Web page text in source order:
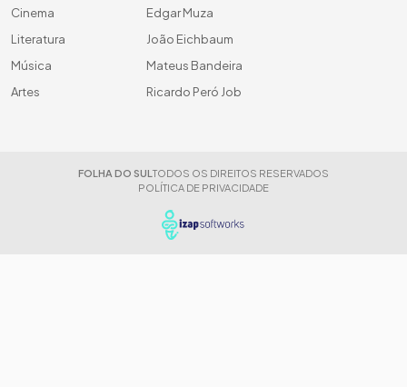
Cinema
Literatura
Música
Artes
Edgar Muza
João Eichbaum
Mateus Bandeira
Ricardo Peró Job
FOLHA DO SUL TODOS OS DIREITOS RESERVADOS
POLÍTICA DE PRIVACIDADE